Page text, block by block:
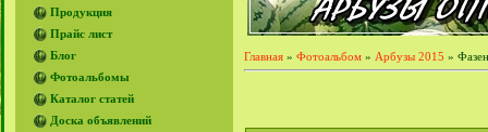
Продукция
Прайс лист
Блог
Фотоальбомы
Каталог статей
Доска объявлений
Главная » Фотоальбом » Арбузы 2015 »